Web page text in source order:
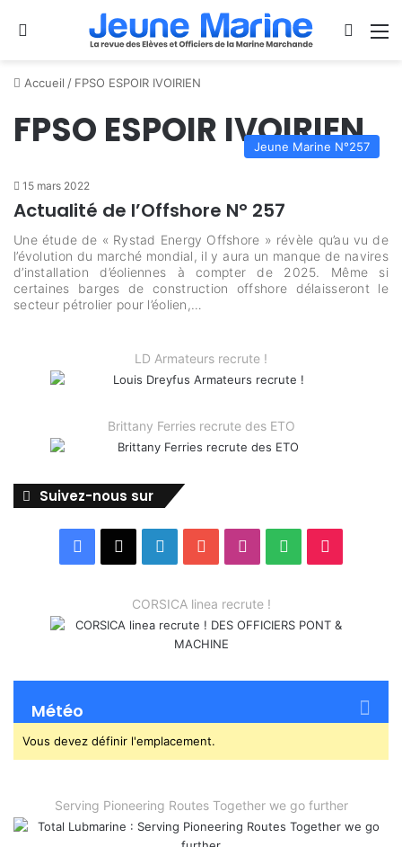
Se connecter
Accueil / FPSO ESPOIR IVOIRIEN
FPSO ESPOIR IVOIRIEN
Jeune Marine N°257
15 mars 2022
Actualité de l’Offshore N° 257
Une étude de « Rystad Energy Offshore » révèle qu’au vu de
l’évolution du marché mondial, il y aura un manque de navires
d’installation d’éoliennes à compter de 2025. Même si
certaines barges de construction offshore délaisseront le
secteur pétrolier pour l’éolien,…
LD Armateurs recrute !
Brittany Ferries recrute des ETO
Suivez-nous sur
Facebook
X LinkedinYouTubeInstagram
Spotify
CORSICA linea recrute !
Météo
Vous devez définir l'emplacement.
Serving Pioneering Routes Together we go further